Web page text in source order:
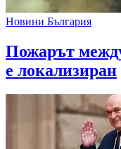
Новини България
Пожарът
е локализиран